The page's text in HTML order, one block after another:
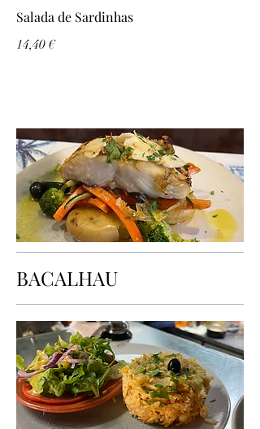
Salada de Sardinhas
14,40 €
BACALHAU